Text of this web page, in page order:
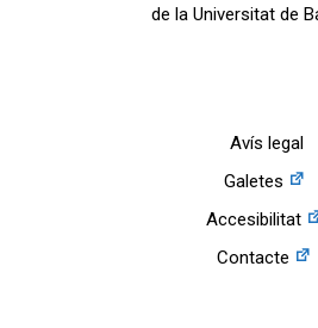
de la Universitat de
Avís legal
Galetes
Accesibilitat
Contacte